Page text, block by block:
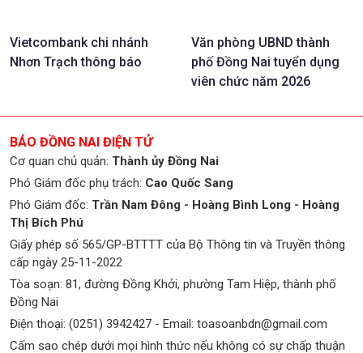
Vietcombank chi nhánh
Nhơn Trạch thông báo
Văn phòng UBND thành
phố Đồng Nai tuyển dụng
viên chức năm 2026
BÁO ĐỒNG NAI ĐIỆN TỬ
Cơ quan chủ quản: Thành ủy Đồng Nai
Phó Giám đốc phụ trách: Cao Quốc Sang
Phó Giám đốc: Trần Nam Đông - Hoàng Bình Long - Hoàng
Thị Bích Phú
Giấy phép số 565/GP-BTTTT của Bộ Thông tin và Truyền thông
cấp ngày 25-11-2022
Tòa soạn: 81, đường Đồng Khởi, phường Tam Hiệp, thành phố
Đồng Nai
Điện thoại: (0251) 3942427 - Email: toasoanbdn@gmail.com
Cấm sao chép dưới mọi hình thức nếu không có sự chấp thuận